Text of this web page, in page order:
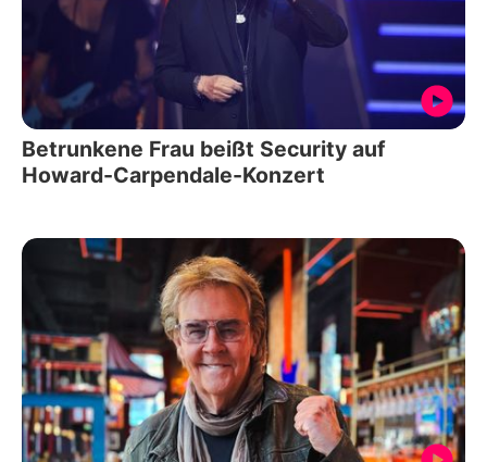
Betrunkene Frau beißt Security auf
Howard-Carpendale-Konzert